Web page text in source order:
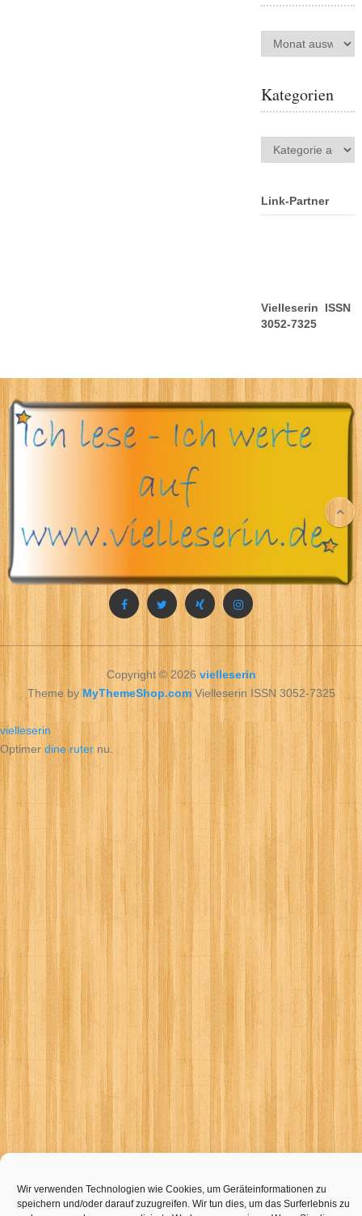
Archiv
Kategorien
Kategorien
Link-Partner
Vielleserin ISSN
3052-7325
Copyright © 2026vielleserin
Theme by MyThemeShop.comVielleserin ISSN 3052-7325
vielleserin
Wir verwenden Technologien wie Cookies, um Geräteinformationen zu
speichern und/oder darauf zuzugreifen. Wir tun dies, um das Surferlebnis zu
Optimer dine ruter nu.